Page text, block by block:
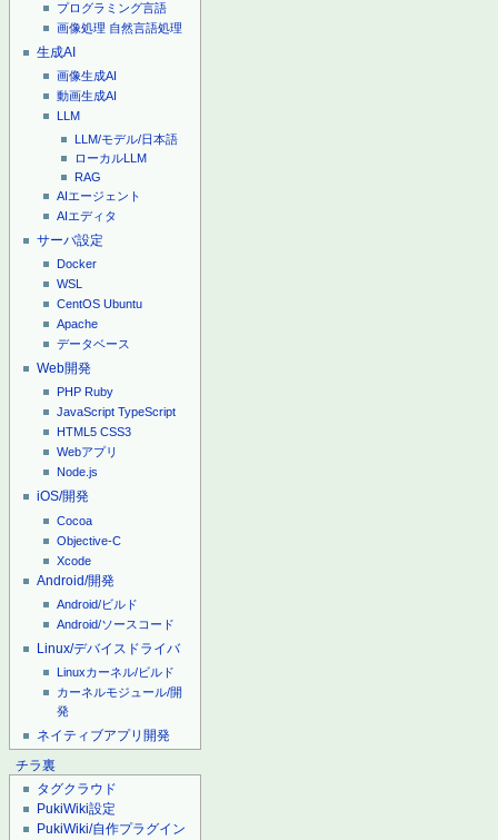
プログラミング言語
画像処理 自然言語処理
生成AI
画像生成AI
動画生成AI
LLM
LLM/モデル/日本語
ローカルLLM
RAG
AIエージェント
AIエディタ
サーバ設定
Docker
WSL
CentOS Ubuntu
Apache
データベース
Web開発
PHP Ruby
JavaScript TypeScript
HTML5 CSS3
Webアプリ
Node.js
iOS/開発
Cocoa
Objective-C
Xcode
Android/開発
Android/ビルド
Android/ソースコード
Linux/デバイスドライバ
Linuxカーネル/ビルド
カーネルモジュール/開
発
ネイティブアプリ開発
チラ裏
タグクラウド
PukiWiki設定
PukiWiki/自作プラグイン